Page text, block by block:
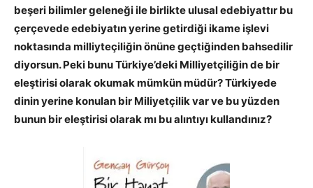
beşeri bilimler geleneği ile birlikte ulusal edebiyattır bu
çerçevede edebiyatın yerine getirdiği ikame işlevi
noktasında milliyteçiliğin önüne geçtiğinden bahsedilir
diyorsun. Peki bunu Türkiye’deki Milliyetçiliğin de bir
eleştirisi olarak okumak mümkün müdür? Türkiyede
dinin yerine konulan bir Miliyetçilik var ve bu yüzden
bunun bir eleştirisi olarak mı bu alıntıyı kullandınız?